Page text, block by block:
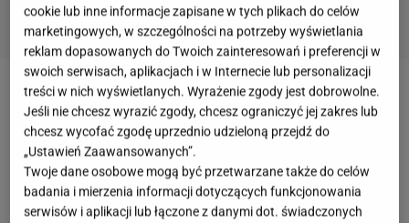
Ciasto ze śliwkami na oleju
Ciasto ucierane ze śliwkami. Składniki mokre:
4 jajka całe,
cookie lub inne informacje zapisane w tych plikach do celów
marketingowych, w szczególności na potrzeby wyświetlania
reklam dopasowanych do Twoich zainteresowań i preferencji w
swoich serwisach, aplikacjach i w Internecie lub personalizacji
treści w nich wyświetlanych. Wyrażenie zgody jest dobrowolne.
Jeśli nie chcesz wyrazić zgody, chcesz ograniczyć jej zakres lub
chcesz wycofać zgodę uprzednio udzieloną przejdź do
„Ustawień Zaawansowanych”.
Twoje dane osobowe mogą być przetwarzane także do celów
badania i mierzenia informacji dotyczących funkcjonowania
serwisów i aplikacji lub łączone z danymi dot. świadczonych